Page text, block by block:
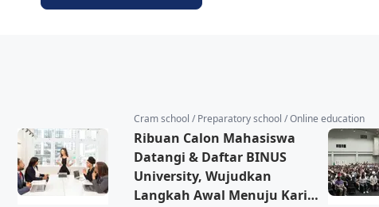
Cram school / Preparatory school / Online education
Ribuan Calon Mahasiswa
Datangi & Daftar BINUS
University, Wujudkan
Langkah Awal Menuju Karier